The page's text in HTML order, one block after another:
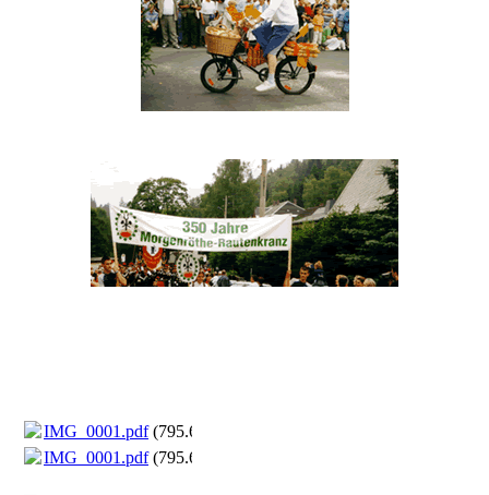
IMG_0001.pdf(795.67KB)
IMG_0001.pdf(795.67KB)